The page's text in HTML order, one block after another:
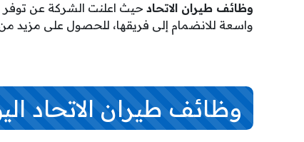
وظائف طيران الاتحاد حيث اعلنت الشركة عن توفر
واسعة للانضمام إلى فريقها، للحصول على مزيد
وظائف طيران الاتحاد